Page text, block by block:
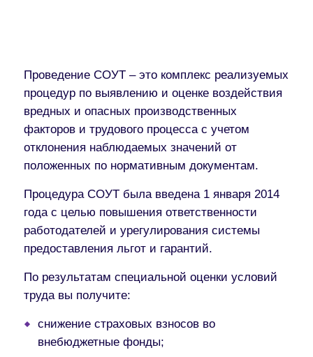
Проведение СОУТ – это комплекс реализуемых
процедур по выявлению и оценке воздействия
вредных и опасных производственных
факторов и трудового процесса с учетом
отклонения наблюдаемых значений от
положенных по нормативным документам.
Процедура СОУТ была введена 1 января 2014
года с целью повышения ответственности
работодателей и урегулирования системы
предоставления льгот и гарантий.
По результатам специальной оценки условий
труда вы получите:
снижение страховых взносов во
внебюджетные фонды;